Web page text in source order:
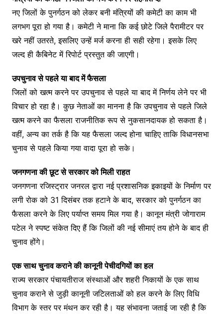
नए जिलों के पुनर्गठन को लेकर बनी मंत्रियों की कमेटी का काम भी
लगभग पूरा हो गया है। कमेटी ने माना कि कई छोटे जिले पैरामीटर पर
खरे नहीं उतरते, इसलिए उन्हें मर्ज करना ही सही रहेगा। इसके लिए
जल्द ही कैबिनेट में रिपोर्ट प्रस्तुत की जाएगी।
उपचुनाव से पहले या बाद में फैसला
जिलों को खत्म करने पर उपचुनाव से पहले या बाद में निर्णय लेने पर भी
विचार हो रहा है। कुछ नेताओं का मानना है कि उपचुनाव से पहले जिले
खत्म करने का फैसला राजनीतिक रूप से नुकसानदायक हो सकता है।
वहीं, अन्य का तर्क है कि यह फैसला जल्द होना चाहिए ताकि विधानसभा
चुनाव से पहले किया गया वादा पूरा हो सके।
जनगणना की छूट से सरकार को मिली राहत
जनगणना रजिस्ट्रार जनरल द्वारा नई प्रशासनिक इकाइयों के निर्माण पर
लगी रोक को 31 दिसंबर तक हटाने के बाद, सरकार को पुनर्गठन का
फैसला करने के लिए पर्याप्त समय मिल गया है। कानून मंत्री जोगाराम
पटेल ने स्पष्ट संकेत दिए हैं कि जिलों की नई सीमाएं तय होने के बाद ही
चुनाव होंगे।
एक साथ चुनाव कराने की कानूनी पेचीदगियों का हल
राज्य सरकार पंचायतीराज संस्थाओं और शहरी निकायों के एक साथ
चुनाव कराने से जुड़ी कानूनी जटिलताओं को हल करने के लिए विधि
विभाग के स्तर पर मंथन कर रही है। यह संभावना जताई जा रही है कि